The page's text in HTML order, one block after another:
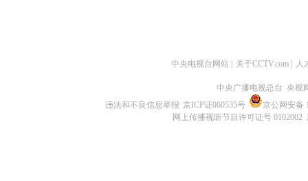
中央电视台网站 关于CCTV.com 人
中央广播电视总台 央视
违法和不良信息举报 京ICP证060535号
京公网安备
网上传播视听节目许可证号 0102002